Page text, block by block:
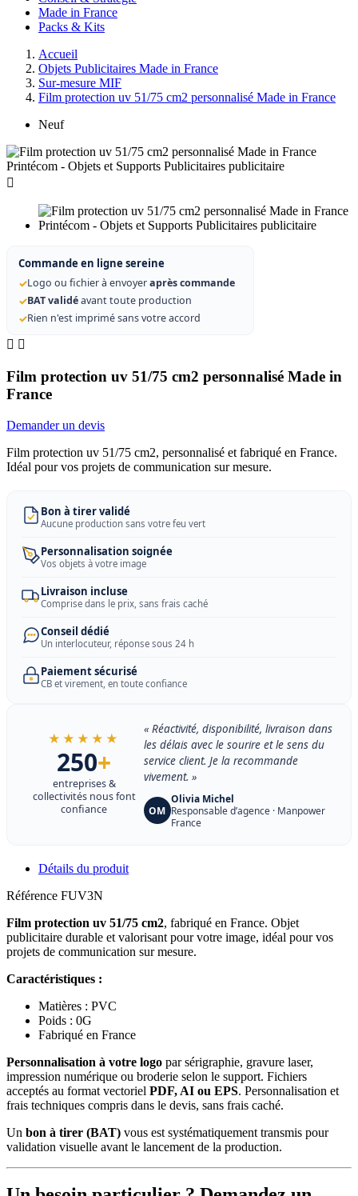
Made in France
Packs & Kits
Accueil
Objets Publicitaires Made in France
Sur-mesure MIF
Film protection uv 51/75 cm2 personnalisé Made in France
Neuf

Commande en ligne sereine
✓Logo ou fichier à envoyeraprès commande
✓BAT validéavant toute production
✓Rien n'est imprimé sans votre accord
 
Film protection uv 51/75 cm2 personnalisé Made in
France
Demander un devis
Film protection uv 51/75 cm2, personnalisé et fabriqué en France.
Idéal pour vos projets de communication sur mesure.
Bon à tirer validé
Aucune production sans votre feu vert
Personnalisation soignée
Vos objets à votre image
Livraison incluse
Comprise dans le prix, sans frais caché
Conseil dédié
Un interlocuteur, réponse sous 24 h
Paiement sécurisé
CB et virement, en toute confiance
★★★★★
250+
entreprises &
collectivités nous font
confiance
« Réactivité, disponibilité, livraison dans
les délais avec le sourire et le sens du
service client. Je la recommande
vivement. »
OM
Olivia Michel
Responsable d’agence · Manpower
France
Détails du produit
Référence FUV3N
Film protection uv 51/75 cm2, fabriqué en France. Objet
publicitaire durable et valorisant pour votre image, idéal pour vos
projets de communication sur mesure.
Caractéristiques :
Matières : PVC
Poids : 0G
Fabriqué en France
Personnalisation à votre logo par sérigraphie, gravure laser,
impression numérique ou broderie selon le support. Fichiers
acceptés au format vectoriel PDF, AI ou EPS. Personnalisation et
frais techniques compris dans le devis, sans frais caché.
Un bon à tirer (BAT) vous est systématiquement transmis pour
validation visuelle avant le lancement de la production.